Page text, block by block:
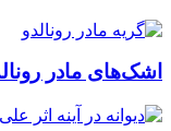
اشک‌های مادر